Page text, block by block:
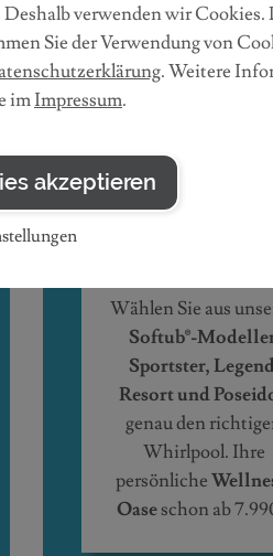
Wählen Sie aus
Softub®-
Sportster,
Resort und
genau den
Whirlpool. Ihre
persönliche
Oaseschon ab
verwenden wir Cookies.
Sie der Verwendung von
. Weitere
imImpressum.
akzeptieren